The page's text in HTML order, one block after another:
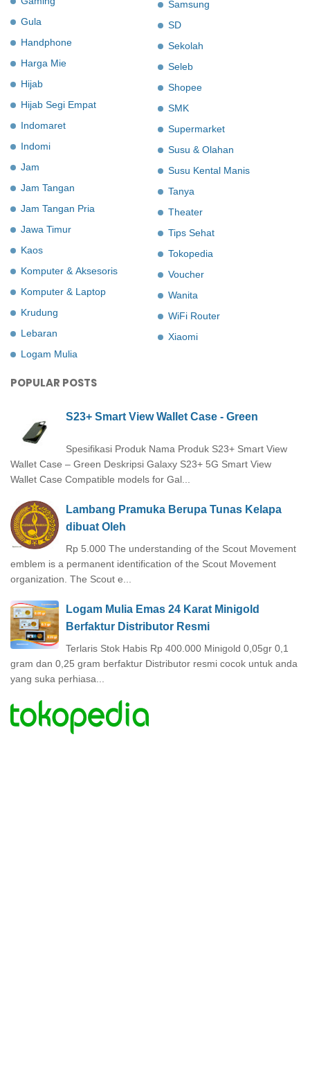
Gula
Handphone
Harga Mie
Hijab
Hijab Segi Empat
Indomaret
Indomi
Jam
Jam Tangan
Jam Tangan Pria
Jawa Timur
Kaos
Komputer & Aksesoris
Komputer & Laptop
Krudung
Lebaran
Logam Mulia
Samsung
SD
Sekolah
Seleb
Shopee
SMK
Supermarket
Susu & Olahan
Susu Kental Manis
Tanya
Theater
Tips Sehat
Tokopedia
Voucher
Wanita
WiFi Router
Xiaomi
POPULAR POSTS
S23+ Smart View Wallet Case - Green
Spesifikasi Produk Nama Produk S23+ Smart View
Wallet Case – Green Deskripsi Galaxy S23+ 5G Smart View
Wallet Case Compatible models for Gal...
Lambang Pramuka Berupa Tunas Kelapa
dibuat Oleh
Rp 5.000 The understanding of the Scout Movement
emblem is a permanent identification of the Scout Movement
organization. The Scout e...
Logam Mulia Emas 24 Karat Minigold
Berfaktur Distributor Resmi
Terlaris Stok Habis Rp 400.000 Minigold 0,05gr 0,1
gram dan 0,25 gram berfaktur Distributor resmi cocok untuk anda
yang suka perhiasa...